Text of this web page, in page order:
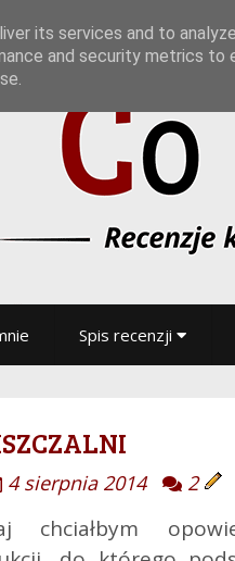
Spis recenzji
4 sierpnia 2014 2
chciałbym
its services and to
and security metrics to